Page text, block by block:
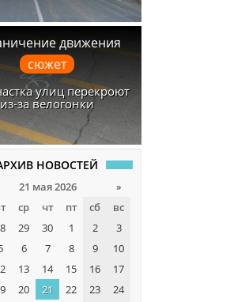
движения
сюжет
улиц перекроют
из-за велогонки
НОВОСТЕЙ
21 мая 2026
»
ср чт пт сб
вс
29 30 1 2
3
6 7 8 9
10
13 14 15 16
17
20 21 22 23
24